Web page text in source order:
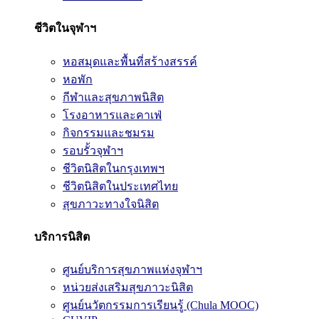
ชีวิตในจุฬาฯ
หอสมุดและพื้นที่สร้างสรรค์
หอพัก
กีฬาและสุขภาพนิสิต
โรงอาหารและคาเฟ่
กิจกรรมและชมรม
รอบรั้วจุฬาฯ
ชีวิตนิสิตในกรุงเทพฯ
ชีวิตนิสิตในประเทศไทย
สุขภาวะทางใจนิสิต
บริการนิสิต
ศูนย์บริการสุขภาพแห่งจุฬาฯ
หน่วยส่งเสริมสุขภาวะนิสิต
ศูนย์นวัตกรรมการเรียนรู้ (Chula MOOC)